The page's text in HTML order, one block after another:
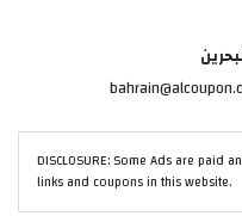
DISCLOSURE: Some Ads are
links and coupons in this website.